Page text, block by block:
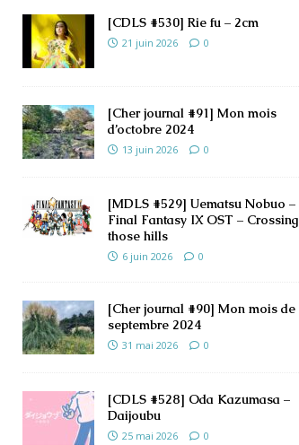
[CDLS #530] Rie fu – 2cm
21 juin 2026 0
[Cher journal #91] Mon mois
d’octobre 2024
13 juin 2026 0
[MDLS #529] Uematsu Nobuo –
Final Fantasy IX OST – Crossing
those hills
6 juin 2026 0
[Cher journal #90] Mon mois de
septembre 2024
31 mai 2026 0
[CDLS #528] Oda Kazumasa –
Daijoubu
25 mai 2026 0